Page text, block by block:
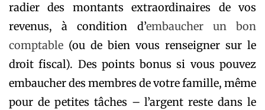
radier des montants extraordinaires de vos
revenus, à condition d’embaucher un bon
comptable (ou de bien vous renseigner sur le
droit fiscal). Des points bonus si vous pouvez
embaucher des membres de votre famille, même
pour de petites tâches – l’argent reste dans le